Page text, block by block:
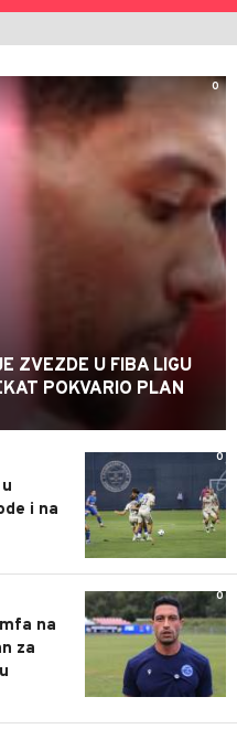
0
ZVEZDE U FIBA LIGU
POKVARIO PLAN
0
i na
0
na
za